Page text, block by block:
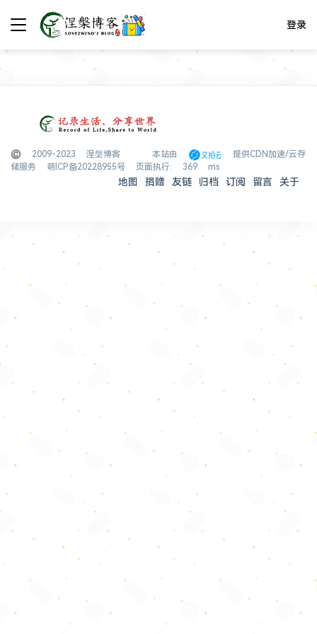
登录
© 2009-2023 涅槃博客 本站由
提供CDN加速/云存
储服务
萌ICP备20228955号 页面执行: 369 ms
地图 捐赠 友链 归档 订阅 留言 关于